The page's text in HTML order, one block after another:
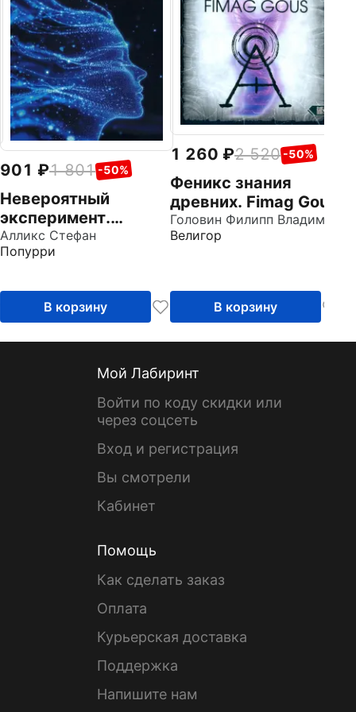
901 1 801 -50%
Невероятный
эксперимент.
Загробная жизнь
существует?
Алликс Стефан
Попурри
В корзину
1 260 2 520 -50%
Феникс знания
древних. Fimag Gous
Велигор
В корзину
Мой Лабиринт
Войти по коду скидки или
через соцсеть
Вход и регистрация
Вы смотрели
Кабинет
Помощь
Как сделать заказ
Оплата
Курьерская доставка
Поддержка
Напишите нам